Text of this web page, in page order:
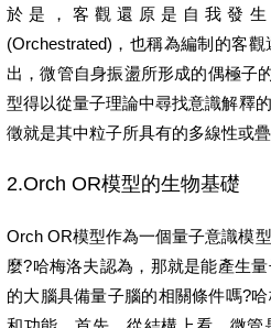
於是，客觀還原是自我發
(Orchestrated)，也稱為編制的客
出，微管自身振盪所形成的偶極子
型得以從量子理論中尋找意識解釋
徵就是其中粒子所具有的多線性或疊
2.Orch OR模型的生物基礎
Orch OR模型作為一個量子意識模
麼?哈梅洛夫認為，那就是能產生
的大腦具備量子腦的相關條件嗎?